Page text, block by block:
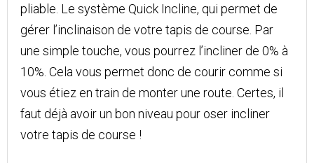
pliable. Le système Quick Incline, qui permet de
gérer l’inclinaison de votre tapis de course. Par
une simple touche, vous pourrez l’incliner de 0% à
10%. Cela vous permet donc de courir comme si
vous étiez en train de monter une route. Certes, il
faut déjà avoir un bon niveau pour oser incliner
votre tapis de course !